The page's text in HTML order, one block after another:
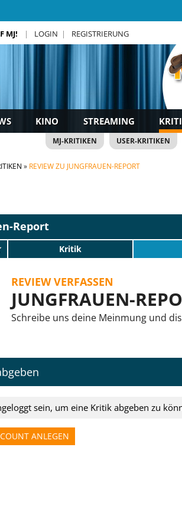
MJ! LOGIN REGISTRIERUNG
KINO STREAMING
MJ-KRITIKEN USER-KRITIKEN
REVIEW ZU JUNGFRAUEN-REPORT
Report
Kritik
REVIEW VERFASSEN
JUNGFRAUEN-
Schreibe uns deine Meinmung und
sein, um eine Kritik abgeben zu
ANLEGEN